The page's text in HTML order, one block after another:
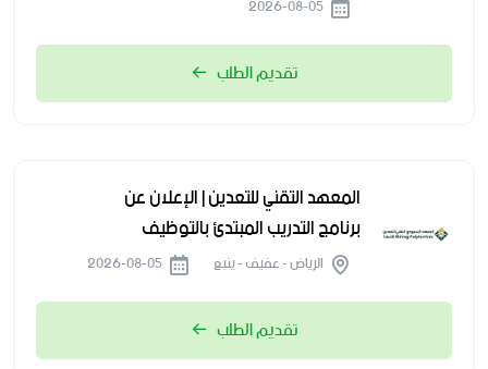
تقديم الطلب
المعهد التقني للتعدين | الإعلان عن
برنامج التدريب المبتدئ بالتوظيف
الرياض - عفيف - ينبع
تقديم الطلب